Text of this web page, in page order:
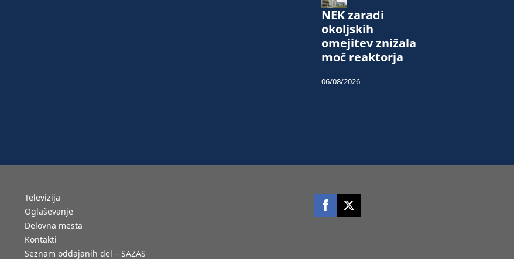
NEK zaradi
okoljskih
omejitev znižala
moč reaktorja
06/08/2026
Televizija
Oglaševanje
Delovna mesta
Kontakti
Seznam oddajanih del – SAZAS